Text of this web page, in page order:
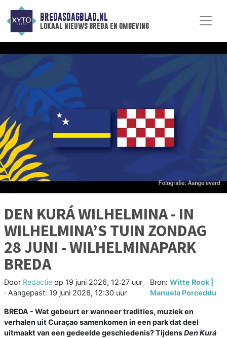
BREDASDAGBLAD.NL
lokaal nieuws breda en omgeving
DEN KURÁ WILHELMINA - IN
WILHELMINA’S TUIN ZONDAG
28 JUNI - WILHELMINAPARK
BREDA
Door Redactie op 19 juni 2026, 12:27 uur
· Aangepast: 19 juni 2026, 12:30 uur
Bron:Witte Rook |
Manuela Porceddu
BREDA - Wat gebeurt er wanneer tradities, muziek en
verhalen uit Curaçao samenkomen in een park dat deel
uitmaakt van een gedeelde geschiedenis? TijdensDen Kurá